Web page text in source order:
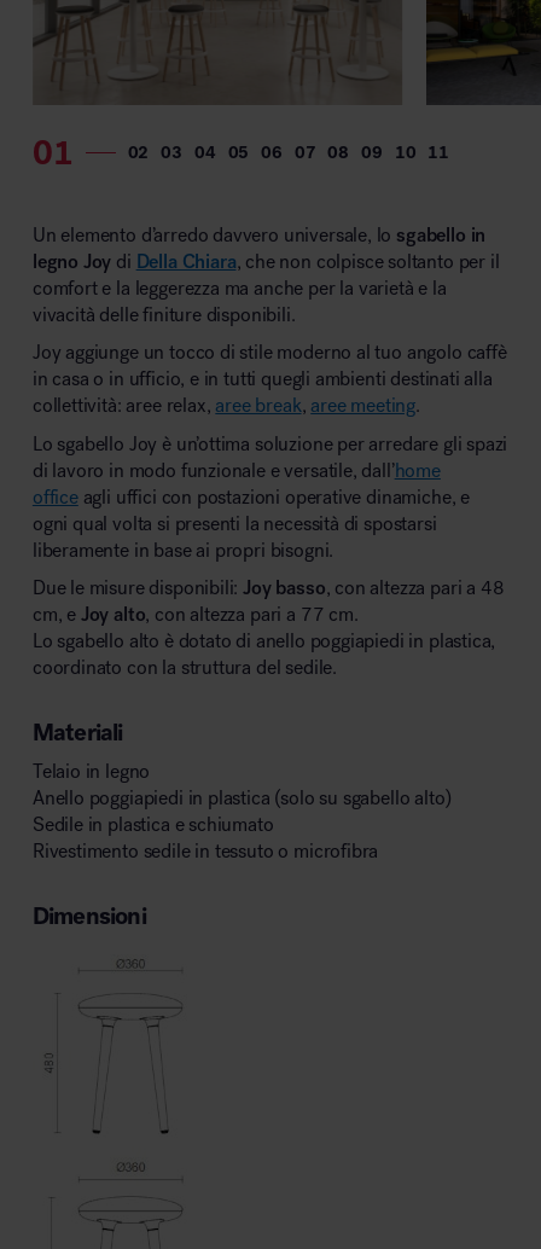
MillerKnoll
Un elemento d’arredo davvero universale, lo sgabello in
legno Joy di Della Chiara, che non colpisce soltanto per il
comfort e la leggerezza ma anche per la varietà e la
vivacità delle finiture disponibili.
Joy aggiunge un tocco di stile moderno al tuo angolo caffè
in casa o in ufficio, e in tutti quegli ambienti destinati alla
collettività: aree relax, aree break, aree meeting.
Lo sgabello Joy è un’ottima soluzione per arredare gli spazi
di lavoro in modo funzionale e versatile, dall’home
officeagli uffici con postazioni operative dinamiche, e
ogni qual volta si presenti la necessità di spostarsi
liberamente in base ai propri bisogni.
Due le misure disponibili:Joy basso, con altezza pari a 48
cm, e Joy alto, con altezza pari a 77 cm.
Lo sgabello alto è dotato di anello poggiapiedi in plastica,
coordinato con la struttura del sedile.
Materiali
Telaio in legno
Anello poggiapiedi in plastica (solo su sgabello alto)
Sedile in plastica e schiumato
Rivestimento sedile in tessuto o microfibra
Dimensioni